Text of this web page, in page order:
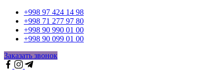
+998 97 424 14 98
+998 71 277 97 80
+998 90 990 01 00
+998 90 099 01 00
Заказать звонок